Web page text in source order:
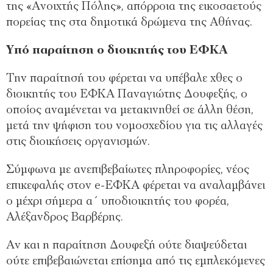
της «Ανοιχτής Πόλης», απόρροια της εικοσαετούς
πορείας της στα δημοτικά δρώμενα της Αθήνας.
Υπό παραίτηση ο διοικητής του ΕΦΚΑ
Την παραίτησή του φέρεται να υπέβαλε χθες ο
διοικητής του ΕΦΚΑ Παναγιώτης Δουφεξής, ο
οποίος αναμένεται να μετακινηθεί σε άλλη θέση,
μετά την ψήφιση του νομοσχεδίου για τις αλλαγές
στις διοικήσεις οργανισμών.
Σύμφωνα με ανεπιβεβαίωτες πληροφορίες, νέος
επικεφαλής στον e-ΕΦΚΑ φέρεται να αναλαμβάνει
ο μέχρι σήμερα α΄ υποδιοικητής του φορέα,
Αλέξανδρος Βαρβέρης.
Αν και η παραίτηση Δουφεξή ούτε διαψεύδεται
ούτε επιβεβαιώνεται επίσημα από τις εμπλεκόμενες